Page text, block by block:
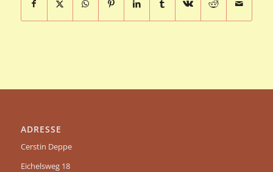
ADRESSE
Cerstin Deppe
Eichelsweg 18